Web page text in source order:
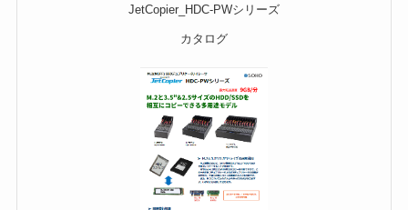
JetCopier_HDC-PWシリーズ
カタログ